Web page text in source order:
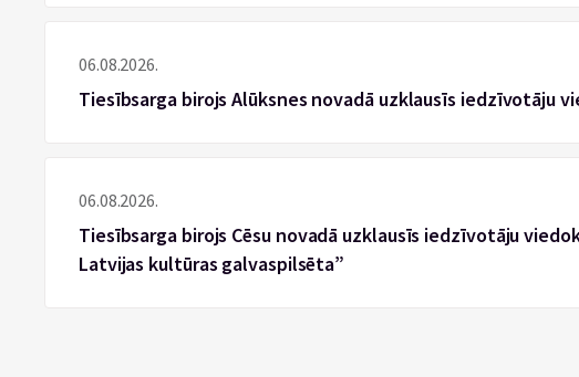
06.08.2026.
Tiesībsarga birojs Alūksnes novadā uzklausīs iedzīvotāju
06.08.2026.
Tiesībsarga birojs Cēsu novadā uzklausīs iedzīvotāju
Latvijas kultūras galvaspilsēta”